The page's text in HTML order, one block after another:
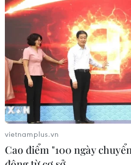
vietnamplus.vn
Cao điểm "100 ngày